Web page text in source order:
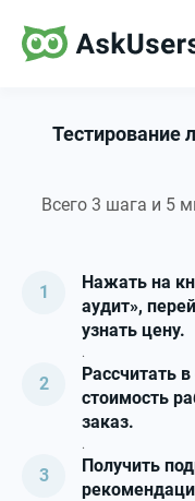
Тестирование
Всего 3 шага и 5
Нажать на
аудит»,
узнать цену.
.
Рассчитать
стоимость
заказ.
.
Получить